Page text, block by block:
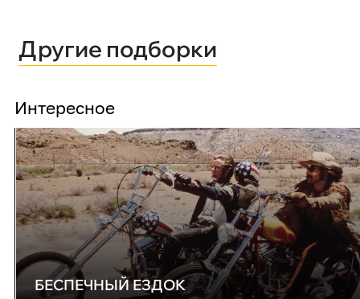
Другие подборки
Интересное
БЕСПЕЧНЫЙ ЕЗДОК